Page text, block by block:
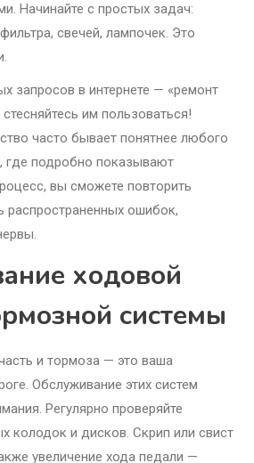
Начинайте с простых задач:
свечей, лампочек. Это
запросов в интернете — «ремонт
им пользоваться!
часто бывает понятнее любого
где подробно показывают
вы сможете повторить
распространенных ошибок,
ходовой
системы
и тормоза — это ваша
Обслуживание этих систем
Регулярно проверяйте
колодок и дисков. Скрип или свист
увеличение хода педали —